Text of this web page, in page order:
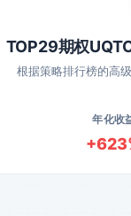
TOP29期权
根据策略排行榜的高
年化收